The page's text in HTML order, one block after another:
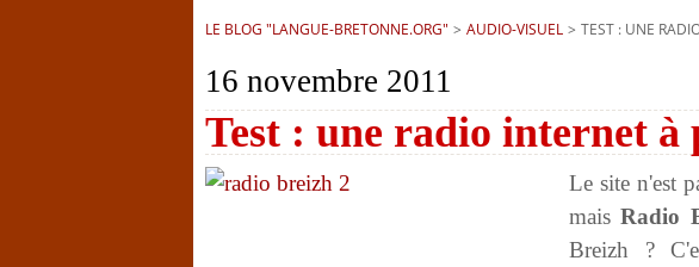
LE BLOG "LANGUE-BRETONNE.ORG" > AUDIO-VISUEL > TEST : UNE
16 novembre 2011
Test : une radio internet à
Le site n'est
maisRadio
Breizh ?